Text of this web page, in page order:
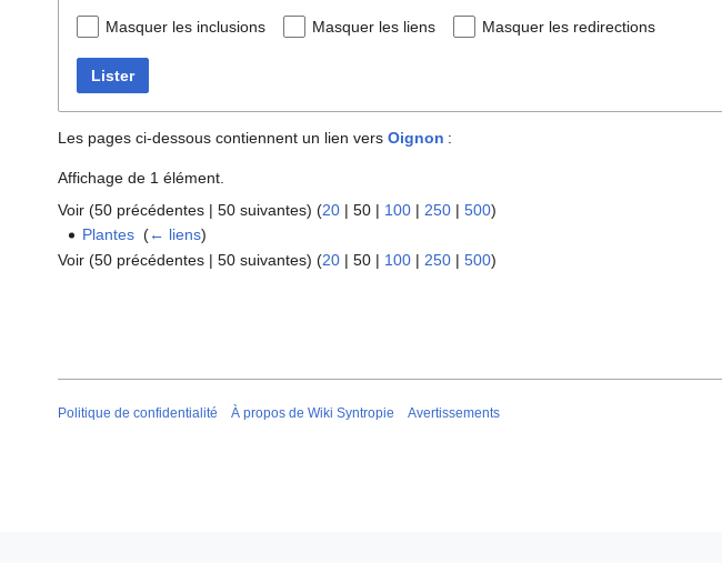
Masquer les inclusions Masquer les liens Masquer les redirections
Lister
Les pages ci-dessous contiennent un lien vers Oignon :
Affichage de 1 élément.
Voir (50 précédentes | 50 suivantes) (20 | 50 | 100 | 250 | 500)
Plantes ‎(← liens)
Voir (50 précédentes | 50 suivantes) (20 | 50 | 100 | 250 | 500)
Politique de confidentialité À propos de Wiki Syntropie Avertissements